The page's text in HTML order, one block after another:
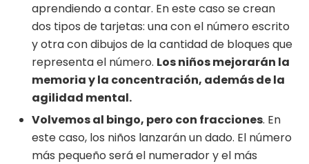
aprendiendo a contar. En este caso se crean
dos tipos de tarjetas: una con el número escrito
y otra con dibujos de la cantidad de bloques que
representa el número. Los niños mejorarán la
memoria y la concentración, además de la
agilidad mental.
Volvemos al bingo, pero con fracciones. En
este caso, los niños lanzarán un dado. El número
más pequeño será el numerador y el más